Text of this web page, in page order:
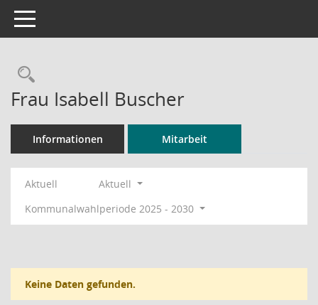
Toggle navigation
Rechercheauswahl
Frau Isabell Buscher
Informationen Mitarbeit
Aktuell
Aktuell
Kommunalwahlperiode 2025 - 2030
Keine Daten gefunden.